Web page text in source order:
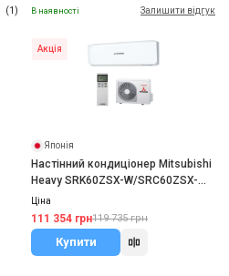
(1) В наявності Залишити відгук
Акція
Японія
Настінний кондиціонер Mitsubishi
Heavy SRK60ZSX-W/SRC60ZSX-
W2(3)
Ціна
111 354 грн119 735 грн
Купити